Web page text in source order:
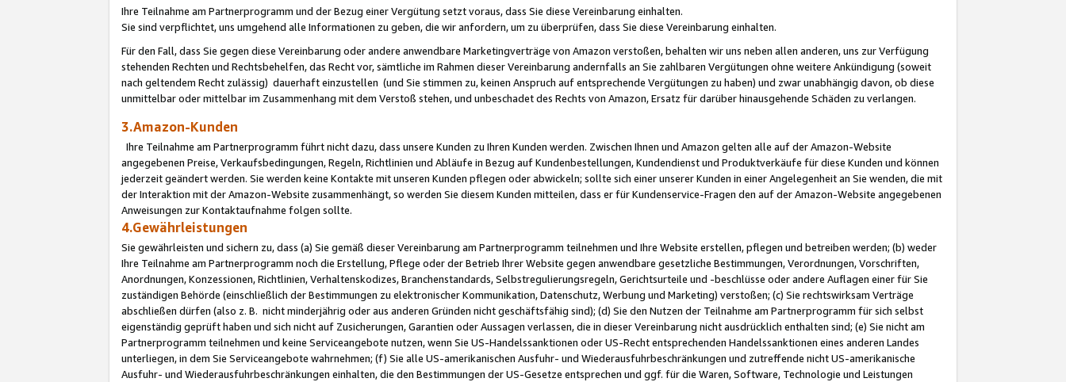
Ihre Teilnahme am Partnerprogramm und der Bezug einer Vergütung setzt voraus, dass Sie diese Vereinbarung einhalten.
Sie sind verpflichtet, uns umgehend alle Informationen zu geben, die wir anfordern, um zu überprüfen, dass Sie diese Vereinbarung einhalten.
Für den Fall, dass Sie gegen diese Vereinbarung oder andere anwendbare Marketingverträge von Amazon verstoßen, behalten wir uns neben allen anderen, uns zur Verfügung
stehenden Rechten und Rechtsbehelfen, das Recht vor, sämtliche im Rahmen dieser Vereinbarung andernfalls an Sie zahlbaren Vergütungen ohne weitere Ankündigung (soweit
nach geltendem Recht zulässig) dauerhaft einzustellen (und Sie stimmen zu, keinen Anspruch auf entsprechende Vergütungen zu haben) und zwar unabhängig davon, ob diese
unmittelbar oder mittelbar im Zusammenhang mit dem Verstoß stehen, und unbeschadet des Rechts von Amazon, Ersatz für darüber hinausgehende Schäden zu verlangen.
3.Amazon-Kunden
Ihre Teilnahme am Partnerprogramm führt nicht dazu, dass unsere Kunden zu Ihren Kunden werden. Zwischen Ihnen und Amazon gelten alle auf der Amazon-Website
angegebenen Preise, Verkaufsbedingungen, Regeln, Richtlinien und Abläufe in Bezug auf Kundenbestellungen, Kundendienst und Produktverkäufe für diese Kunden und können
jederzeit geändert werden. Sie werden keine Kontakte mit unseren Kunden pflegen oder abwickeln; sollte sich einer unserer Kunden in einer Angelegenheit an Sie wenden, die mit
der Interaktion mit der Amazon-Website zusammenhängt, so werden Sie diesem Kunden mitteilen, dass er für Kundenservice-Fragen den auf der Amazon-Website angegebenen
Anweisungen zur Kontaktaufnahme folgen sollte.
4.Gewährleistungen
Sie gewährleisten und sichern zu, dass (a) Sie gemäß dieser Vereinbarung am Partnerprogramm teilnehmen und Ihre Website erstellen, pflegen und betreiben werden; (b) weder
Ihre Teilnahme am Partnerprogramm noch die Erstellung, Pflege oder der Betrieb Ihrer Website gegen anwendbare gesetzliche Bestimmungen, Verordnungen, Vorschriften,
Anordnungen, Konzessionen, Richtlinien, Verhaltenskodizes, Branchenstandards, Selbstregulierungsregeln, Gerichtsurteile und -beschlüsse oder andere Auflagen einer für Sie
zuständigen Behörde (einschließlich der Bestimmungen zu elektronischer Kommunikation, Datenschutz, Werbung und Marketing) verstoßen; (c) Sie rechtswirksam Verträge
abschließen dürfen (also z. B. nicht minderjährig oder aus anderen Gründen nicht geschäftsfähig sind); (d) Sie den Nutzen der Teilnahme am Partnerprogramm für sich selbst
eigenständig geprüft haben und sich nicht auf Zusicherungen, Garantien oder Aussagen verlassen, die in dieser Vereinbarung nicht ausdrücklich enthalten sind; (e) Sie nicht am
Partnerprogramm teilnehmen und keine Serviceangebote nutzen, wenn Sie US-Handelssanktionen oder US-Recht entsprechenden Handelssanktionen eines anderen Landes
unterliegen, in dem Sie Serviceangebote wahrnehmen; (f) Sie alle US-amerikanischen Ausfuhr- und Wiederausfuhrbeschränkungen und zutreffende nicht US-amerikanische
Ausfuhr- und Wiederausfuhrbeschränkungen einhalten, die den Bestimmungen der US-Gesetze entsprechen und ggf. für die Waren, Software, Technologie und Leistungen